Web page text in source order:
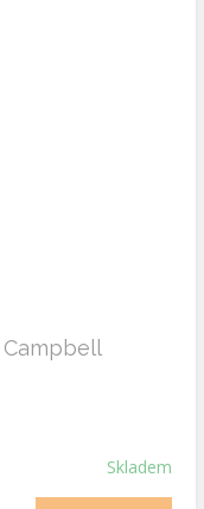
Skladem